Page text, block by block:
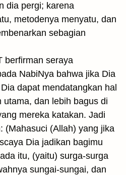
dia pergi; karena
metodenya menyatu, dan
sebagian
berfirman seraya
NabiNya bahwa jika Dia
dapat mendatangkan hal
utama, dan lebih bagus di
mereka katakan. Jadi
(Mahasuci (Allah) yang jika
Dia jadikan bagimu
itu, (yaitu) surga-surga
sungai-sungai, dan